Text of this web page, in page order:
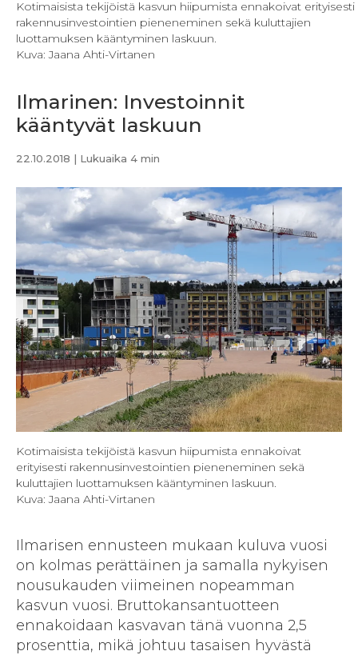
Kotimaisista tekijöistä kasvun hiipumista ennakoivat erityisesti
rakennusinvestointien pieneneminen sekä kuluttajien
luottamuksen kääntyminen laskuun.
Kuva: Jaana Ahti-Virtanen
Ilmarinen: Investoinnit
kääntyvät laskuun
22.10.2018 | Lukuaika 4 min
Kotimaisista tekijöistä kasvun hiipumista ennakoivat
erityisesti rakennusinvestointien pieneneminen sekä
kuluttajien luottamuksen kääntyminen laskuun.
Kuva: Jaana Ahti-Virtanen
Ilmarisen ennusteen mukaan kuluva vuosi
on kolmas perättäinen ja samalla nykyisen
nousukauden viimeinen nopeamman
kasvun vuosi. Bruttokansantuotteen
ennakoidaan kasvavan tänä vuonna 2,5
prosenttia, mikä johtuu tasaisen hyvästä